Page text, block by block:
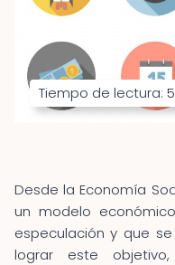
Tiempo de lectura: 5
Desde la Economía
un modelo
especulación y que
lograr este